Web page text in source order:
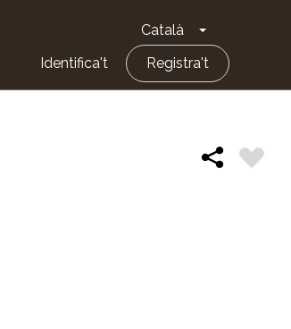
Català Toggle
Identifica't Registra't